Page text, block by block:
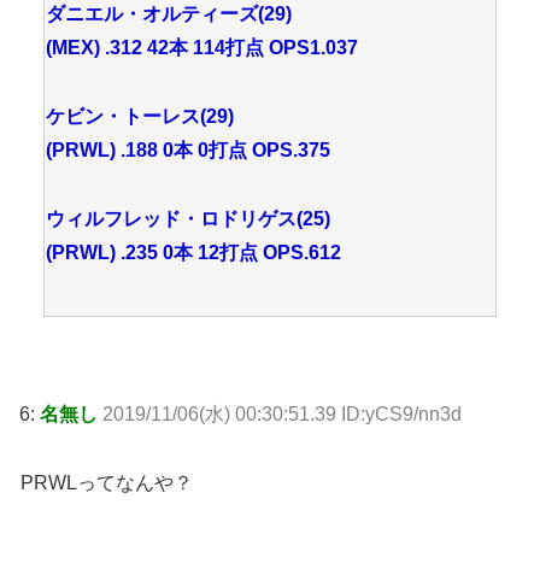
ダニエル・オルティーズ(29)
(MEX) .312 42本 114打点 OPS1.037
ケビン・トーレス(29)
(PRWL) .188 0本 0打点 OPS.375
ウィルフレッド・ロドリゲス(25)
(PRWL) .235 0本 12打点 OPS.612
6: 名無し 2019/11/06(水) 00:30:51.39 ID:yCS9/nn3d
PRWLってなんや？